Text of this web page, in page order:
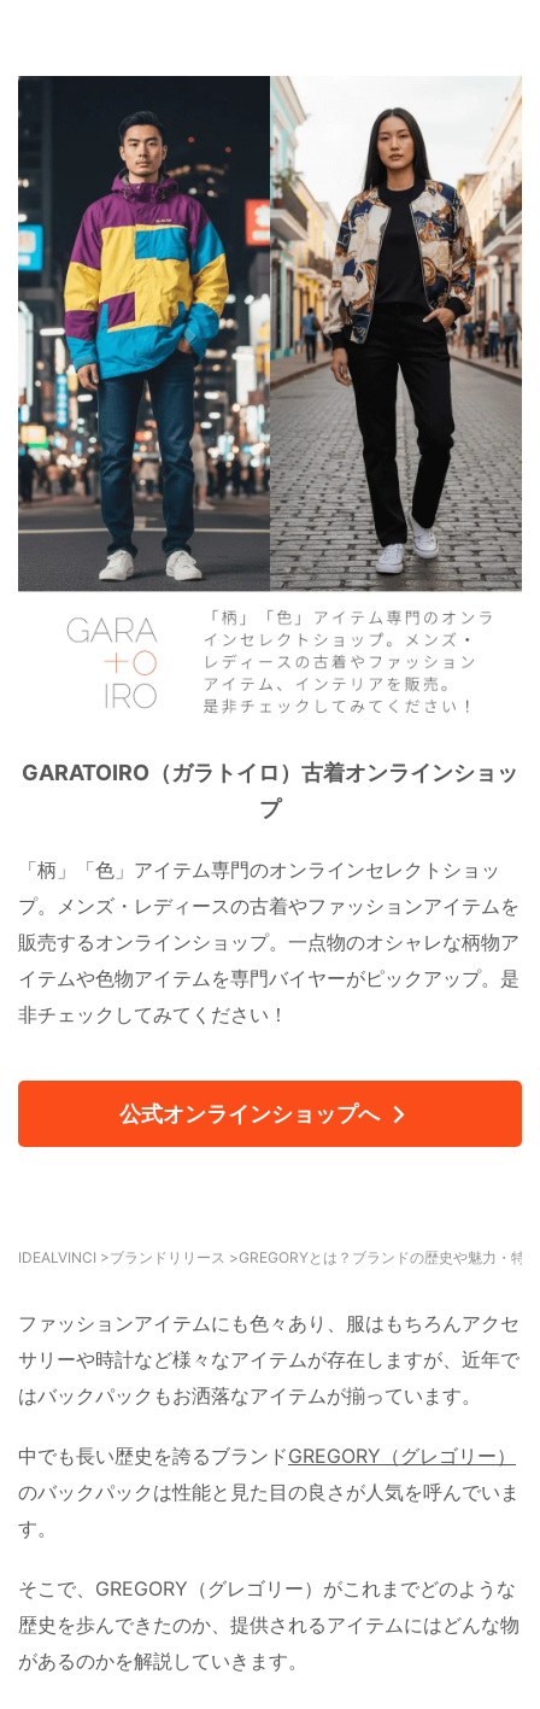
GARATOIRO（ガラトイロ）古着オンラインショッ
プ
「柄」「色」アイテム専門のオンラインセレクトショッ
プ。メンズ・レディースの古着やファッションアイテムを
販売するオンラインショップ。一点物のオシャレな柄物ア
イテムや色物アイテムを専門バイヤーがピックアップ。是
非チェックしてみてください！
公式オンラインショップへ
IDEALVINCI >ブランドリリース >GREGORYとは？ブランドの歴史や魅力・特
ファッションアイテムにも色々あり、服はもちろんアクセ
サリーや時計など様々なアイテムが存在しますが、近年で
はバックパックもお洒落なアイテムが揃っています。
中でも長い歴史を誇るブランドGREGORY（グレゴリー）
のバックパックは性能と見た目の良さが人気を呼んでいま
す。
そこで、GREGORY（グレゴリー）がこれまでどのような
歴史を歩んできたのか、提供されるアイテムにはどんな物
があるのかを解説していきます。